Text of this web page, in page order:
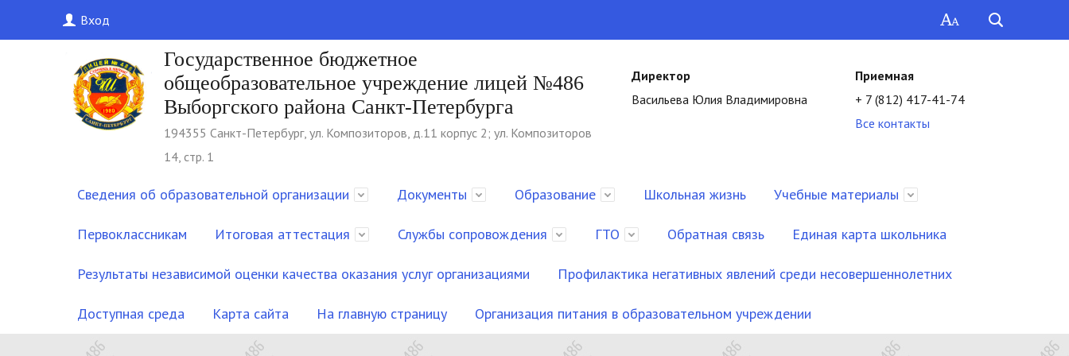
Вход
Государственное бюджетное
общеобразовательное учреждение лицей №486
Выборгского района Санкт-Петербурга
194355 Cанкт-Петербург, ул. Композиторов, д.11 корпус 2; ул. Композиторов
14, стр. 1
Директор
Васильева Юлия Владимировна
Приемная
+ 7 (812) 417-41-74
Все контакты
Сведения об образовательной организации Документы Образование Школьная жизнь Учебные материалы
Первоклассникам Итоговая аттестация Службы сопровождения ГТО Обратная связь Единая карта школьника
Результаты независимой оценки качества оказания услуг организациями Профилактика негативных явлений среди несовершеннолетних
Доступная среда Карта сайта На главную страницу Организация питания в образовательном учреждении